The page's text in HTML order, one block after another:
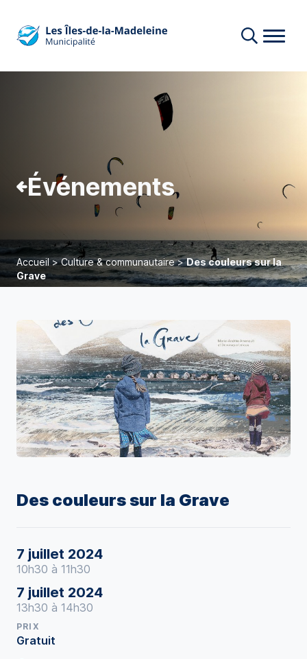
Événements
Accueil>Culture & communautaire>Des couleurs sur la
Grave
Des couleurs sur la Grave
7 juillet 2024
10h30 à 11h30
7 juillet 2024
13h30 à 14h30
PRIX
Gratuit